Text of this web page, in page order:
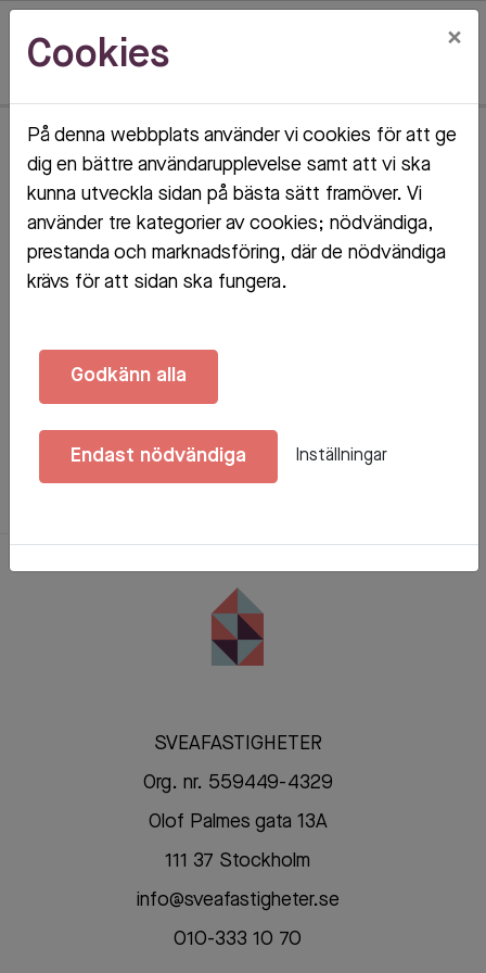
Hem Objektsdetalj
Objektsdetalj
Objektet kan ej visas
kan t.ex. bero på att det inte längre finns tillgängligt
att söka.
SVEAFASTIGHETER
Org. nr. 559449-4329
Olof Palmes gata 13A
111 37 Stockholm
info@sveafastigheter.se
010-333 10 70
Cookies ×
På denna webbplats använder vi cookies för att ge
dig en bättre användarupplevelse samt att vi ska
kunna utveckla sidan på bästa sätt framöver. Vi
använder tre kategorier av cookies; nödvändiga,
prestanda och marknadsföring, där de nödvändiga
krävs för att sidan ska fungera.
Godkänn alla
Endast nödvändiga Inställningar